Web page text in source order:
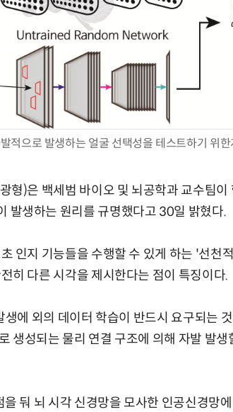
적으로 발생하는 얼굴 선택성을 테스트하기 위
형)은 백세범 바이오 및 뇌공학과 교수팀이
발생하는 원리를 규명했다고 30일 밝혔다.
인지 기능들을 수행할 수 있게 하는 '선천
히 다른 시각을 제시한다는 점이 특징이다.
에 외의 데이터 학습이 반드시 요구되는
생성되는 물리 연결 구조에 의해 자발 발생
둬 뇌 시각 신경망을 모사한 인공신경망
10
다누
후 포